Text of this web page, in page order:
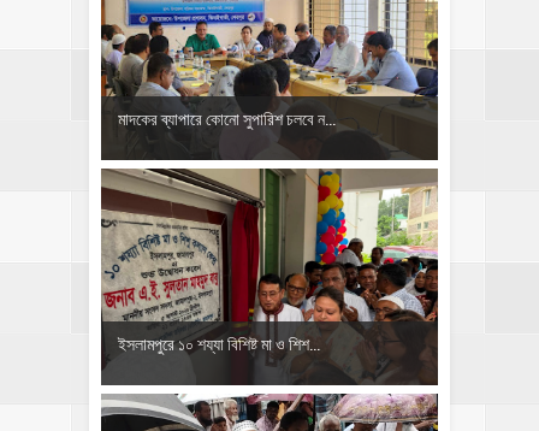
মাদকের ব্যাপারে কোনো সুপারিশ চলবে ন...
ইসলামপুরে ১০ শয্যা বিশিষ্ট মা ও শিশ...